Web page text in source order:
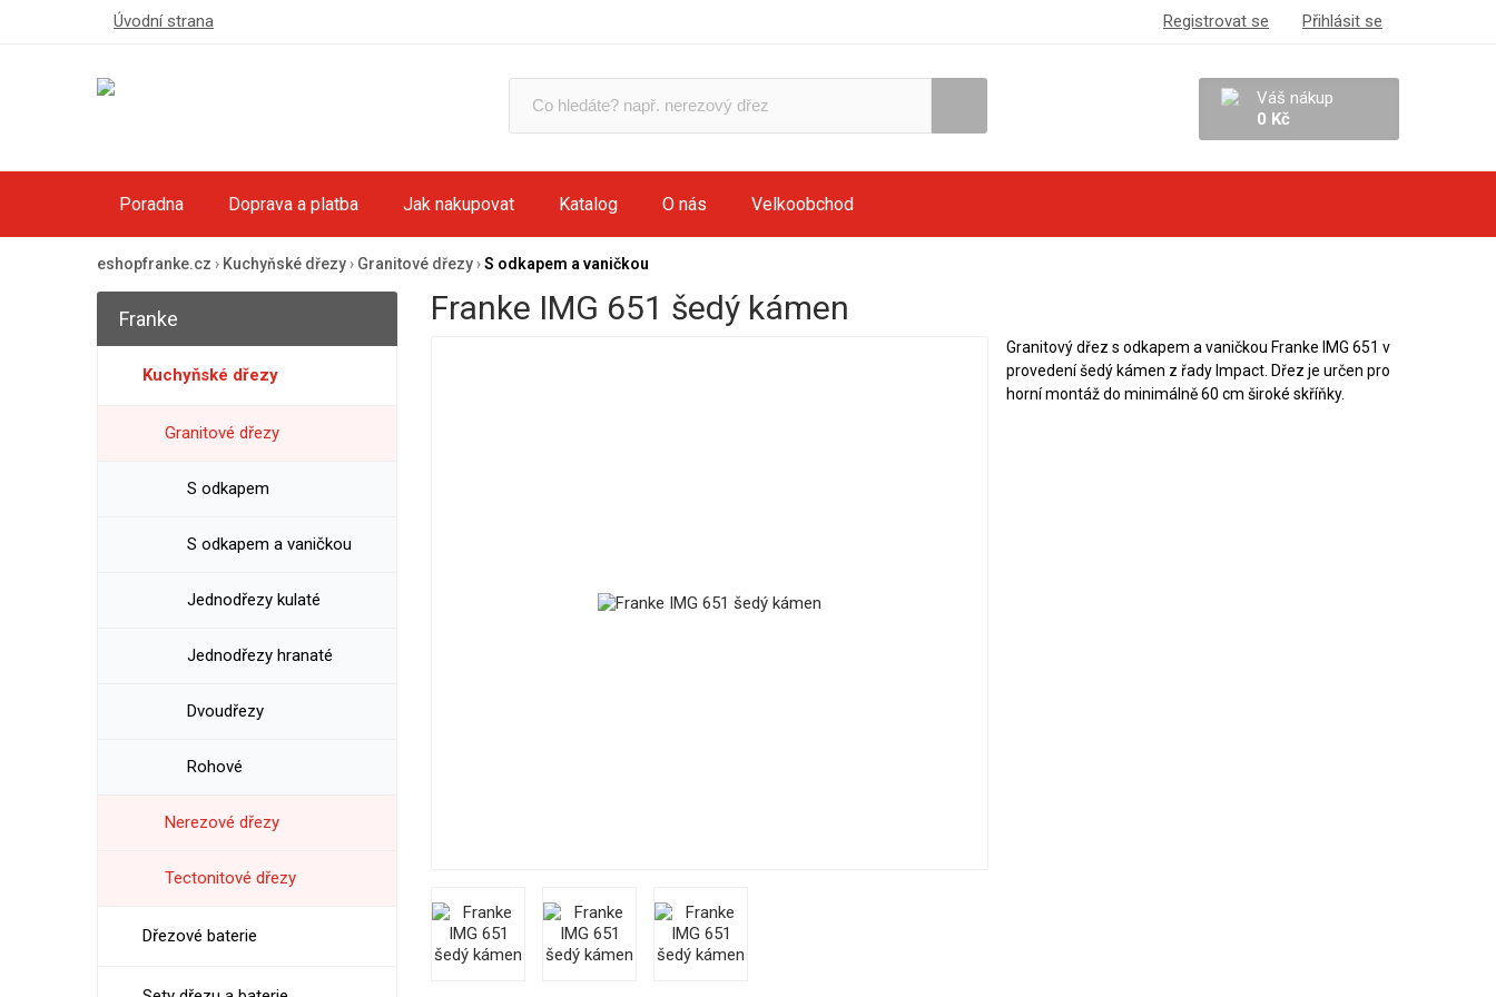
Úvodní strana Registrovat se Přihlásit se
Váš nákup
0 Kč
Poradna Doprava a platba Jak nakupovat Katalog O nás Velkoobchod
eshopfranke.cz › Kuchyňské dřezy› Granitové dřezy›S odkapem a vaničkou
Franke IMG 651 šedý kámen
Granitový dřez s odkapem a vaničkou Franke IMG 651 v
provedení šedý kámen z řady Impact. Dřez je určen pro
horní montáž do minimálně 60 cm široké skříňky.
Franke
Kuchyňské dřezy
Granitové dřezy
S odkapem
S odkapem a vaničkou
Jednodřezy kulaté
Jednodřezy hranaté
Dvoudřezy
Rohové
Nerezové dřezy
Tectonitové dřezy
Dřezové baterie